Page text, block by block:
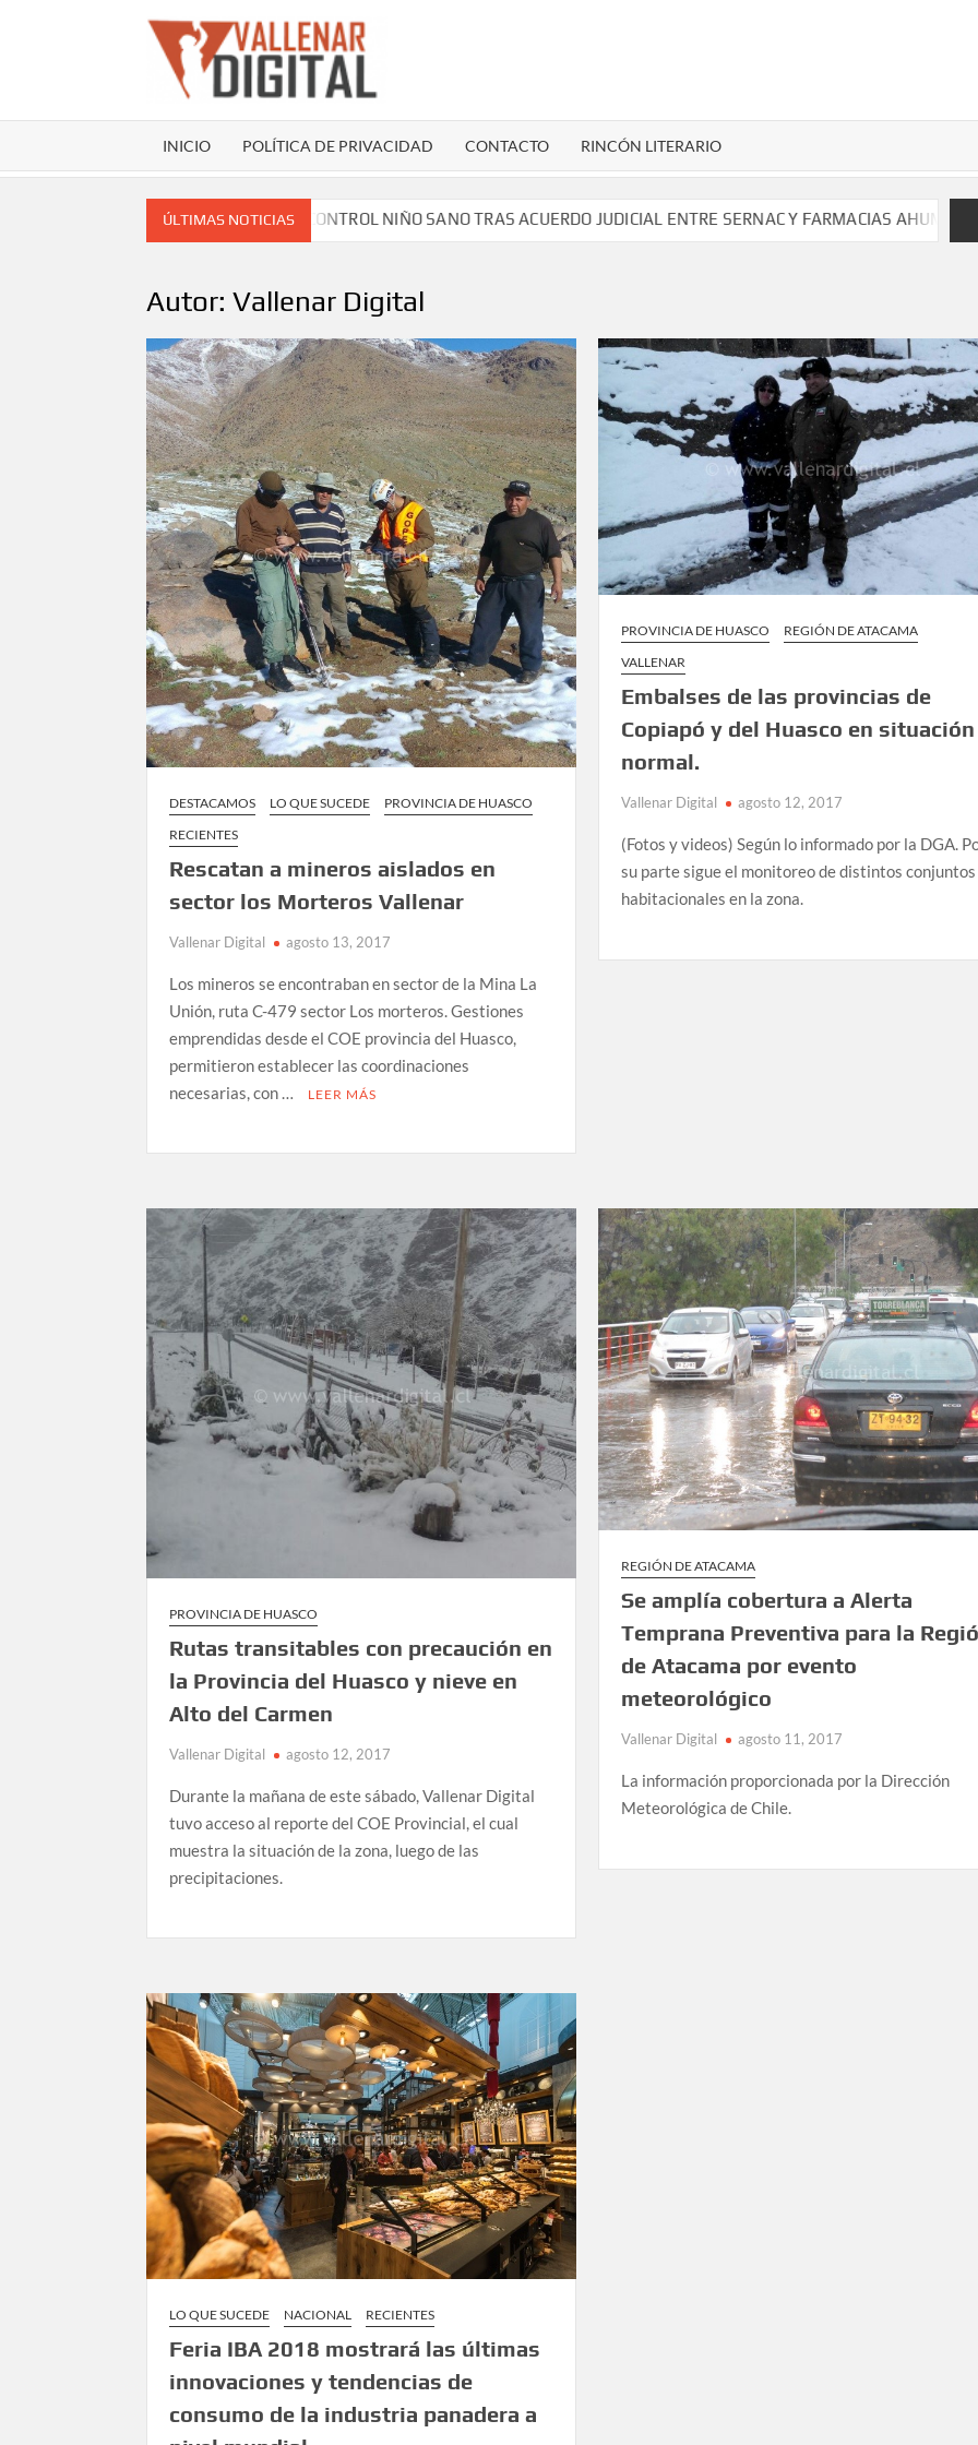
INICIO POLÍTICA DE PRIVACIDAD CONTACTO RINCÓN LITERARIO
ÚLTIMAS NOTICIAS
DEL PROGRAMA CONTROL NIÑO SANO TRAS ACUERDO JUDICIAL ENTRE SERNAC Y FARMACIAS AHUMADA POR
Autor:Vallenar Digital
DESTACAMOS LO QUE SUCEDE
PROVINCIA DE HUASCO
RECIENTES
Rescatan a mineros aislados en
sector los Morteros Vallenar
Vallenar Digital agosto 13, 2017
Los mineros se encontraban en sector de la Mina La
Unión, ruta C-479 sector Los morteros. Gestiones
emprendidas desde el COE provincia del Huasco,
permitieron establecer las coordinaciones
necesarias, con …
LEER MÁS
PROVINCIA DE HUASCO
REGIÓN DE ATACAMA
VALLENAR
Embalses de las provincias de
Copiapó y del Huasco en situación
normal.
Vallenar Digital agosto 12, 2017
(Fotos y videos) Según lo informado por la DGA.
su parte sigue el monitoreo de distintos conjuntos
habitacionales en la zona.
PROVINCIA DE HUASCO
Rutas transitables con precaución en
la Provincia del Huasco y nieve en
Alto del Carmen
Vallenar Digital agosto 12, 2017
Durante la mañana de este sábado, Vallenar Digital
tuvo acceso al reporte del COE Provincial, el cual
muestra la situación de la zona, luego de las
precipitaciones.
REGIÓN DE ATACAMA
Se amplía cobertura a Alerta
Temprana Preventiva para la
de Atacama por evento
meteorológico
Vallenar Digital agosto 11, 2017
La información proporcionada por la Dirección
Meteorológica de Chile.
LO QUE SUCEDE NACIONAL RECIENTES
Feria IBA 2018 mostrará las últimas
innovaciones y tendencias de
consumo de la industria panadera a